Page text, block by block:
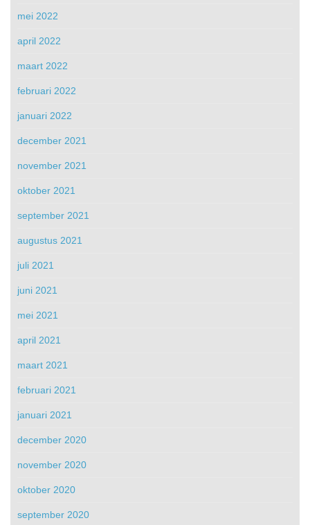
mei 2022
april 2022
maart 2022
februari 2022
januari 2022
december 2021
november 2021
oktober 2021
september 2021
augustus 2021
juli 2021
juni 2021
mei 2021
april 2021
maart 2021
februari 2021
januari 2021
december 2020
november 2020
oktober 2020
september 2020